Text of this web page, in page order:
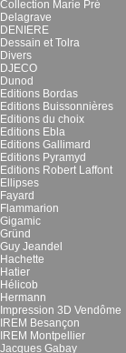
Collection Marie Pré
Delagrave
DENIERE
Dessain et Tolra
Divers
DJECO
Dunod
Editions Bordas
Editions Buissonnières
Editions du choix
Editions Ebla
Editions Gallimard
Editions Pyramyd
Editions Robert Laffont
Ellipses
Fayard
Flammarion
Gigamic
Gründ
Guy Jeandel
Hachette
Hatier
Hélicob
Hermann
Impression 3D Vendôme
IREM Besançon
IREM Montpellier
Jacques Gabay